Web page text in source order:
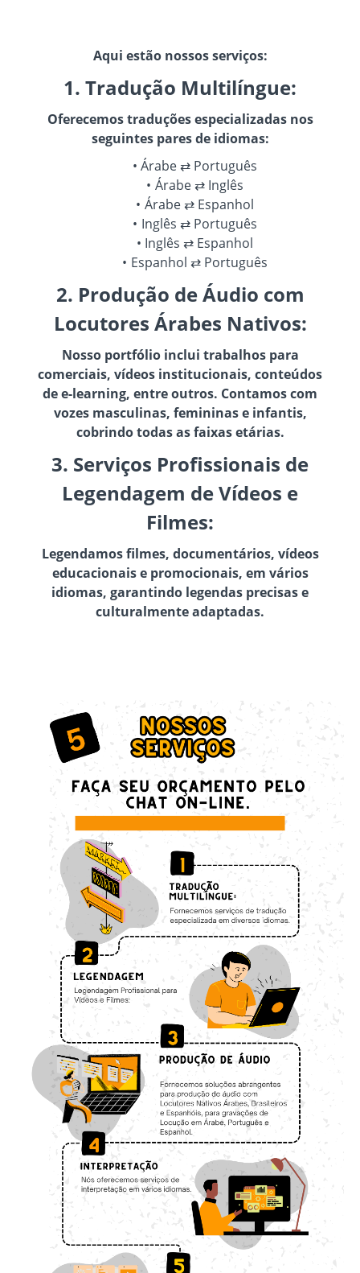
Aqui estão nossos serviços:
1. Tradução Multilíngue:
Oferecemos traduções especializadas nos
seguintes pares de idiomas:
Árabe ⇄ Português
Árabe ⇄ Inglês
Árabe ⇄ Espanhol
Inglês ⇄ Português
Inglês ⇄ Espanhol
Espanhol ⇄ Português
2. Produção de Áudio com
Locutores Árabes Nativos:
Nosso portfólio inclui trabalhos para
comerciais, vídeos institucionais, conteúdos
de e-learning, entre outros. Contamos com
vozes masculinas, femininas e infantis,
cobrindo todas as faixas etárias.
3. Serviços Profissionais de
Legendagem de Vídeos e
Filmes:
Legendamos filmes, documentários, vídeos
educacionais e promocionais, em vários
idiomas, garantindo legendas precisas e
culturalmente adaptadas.